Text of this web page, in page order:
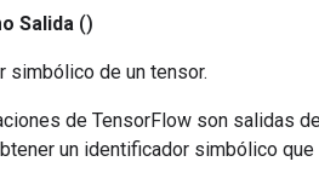
Salida ()
simbólico de un tensor.
de TensorFlow son salidas
un identificador simbólico